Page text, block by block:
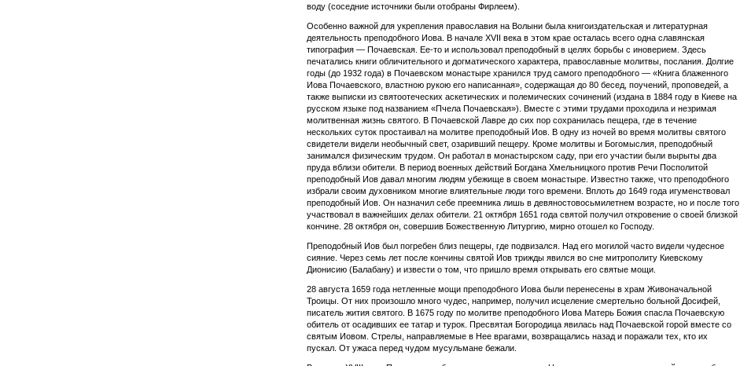
воду (соседние источники были отобраны Фирлеем).
Особенно важной для укрепления православия на Волыни была книгоиздательская и литературная
деятельность преподобного Иова. В начале XVII века в этом крае осталась всего одна славянская
типография — Почаевская. Ее-то и использовал преподобный в целях борьбы с иноверием. Здесь
печатались книги обличительного и догматического характера, православные молитвы, послания. Долгие
годы (до 1932 года) в Почаевском монастыре хранился труд самого преподобного — «Книга блаженного
Иова Почаевского, властною рукою его написанная», содержащая до 80 бесед, поучений, проповедей, а
также выписки из святоотеческих аскетических и полемических сочинений (издана в 1884 году в Киеве на
русском языке под названием «Пчела Почаевская»). Вместе с этими трудами проходила и незримая
молитвенная жизнь святого. В Почаевской Лавре до сих пор сохранилась пещера, где в течение
нескольких суток простаивал на молитве преподобный Иов. В одну из ночей во время молитвы святого
свидетели видели необычный свет, озаривший пещеру. Кроме молитвы и Богомыслия, преподобный
занимался физическим трудом. Он работал в монастырском саду, при его участии были вырыты два
пруда вблизи обители. В период военных действий Богдана Хмельницкого против Речи Посполитой
преподобный Иов давал многим людям убежище в своем монастыре. Известно также, что преподобного
избрали своим духовником многие влиятельные люди того времени. Вплоть до 1649 года игуменствовал
преподобный Иов. Он назначил себе преемника лишь в девяностовосьмилетнем возрасте, но и после того
участвовал в важнейших делах обители. 21 октября 1651 года святой получил откровение о своей близкой
кончине. 28 октября он, совершив Божественную Литургию, мирно отошел ко Господу.
Преподобный Иов был погребен близ пещеры, где подвизался. Над его могилой часто видели чудесное
сияние. Через семь лет после кончины святой Иов трижды явился во сне митрополиту Киевскому
Дионисию (Балабану) и извести о том, что пришло время открывать его святые мощи.
28 августа 1659 года нетленные мощи преподобного Иова были перенесены в храм Живоначальной
Троицы. От них произошло много чудес, например, получил исцеление смертельно больной Досифей,
писатель жития святого. В 1675 году по молитве преподобного Иова Матерь Божия спасла Почаевскую
обитель от осадивших ее татар и турок. Пресвятая Богородица явилась над Почаевской горой вместе со
святым Иовом. Стрелы, направляемые в Нее врагами, возвращались назад и поражали тех, кто их
пускал. От ужаса перед чудом мусульмане бежали.